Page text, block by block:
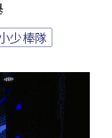
少棒隊